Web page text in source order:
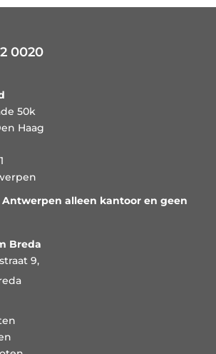
0020
50k
Haag
Antwerpen alleen kantoor en geen
Breda
9,